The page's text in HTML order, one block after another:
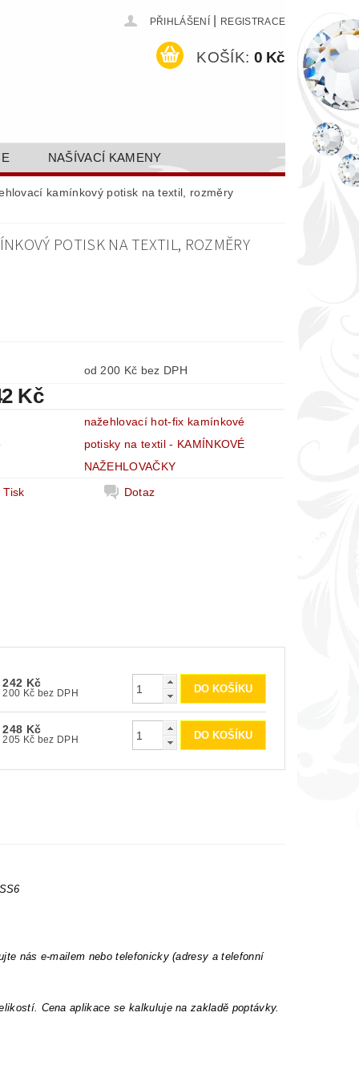
PŘIHLÁŠENÍ REGISTRACE
KOŠÍK: 0 Kč
NAŠÍVACÍ KAMENY
A SLEVY GALERIE
OCHRANY OSOBNÍCH ÚDAJŮ
kamínkový potisk na textil, rozměry
POTISK NA TEXTIL, ROZMĚRY
od 200 Kč bez DPH
Kč
nažehlovací hot-fix kamínkové
potisky na textil - KAMÍNKOVÉ
NAŽEHLOVAČKY
Tisk
Dotaz
242 Kč
200 Kč bez DPH
248 Kč
205 Kč bez DPH
nás e-mailem nebo telefonicky (adresy a telefonní
Cena aplikace se kalkuluje na zakladě poptávky.